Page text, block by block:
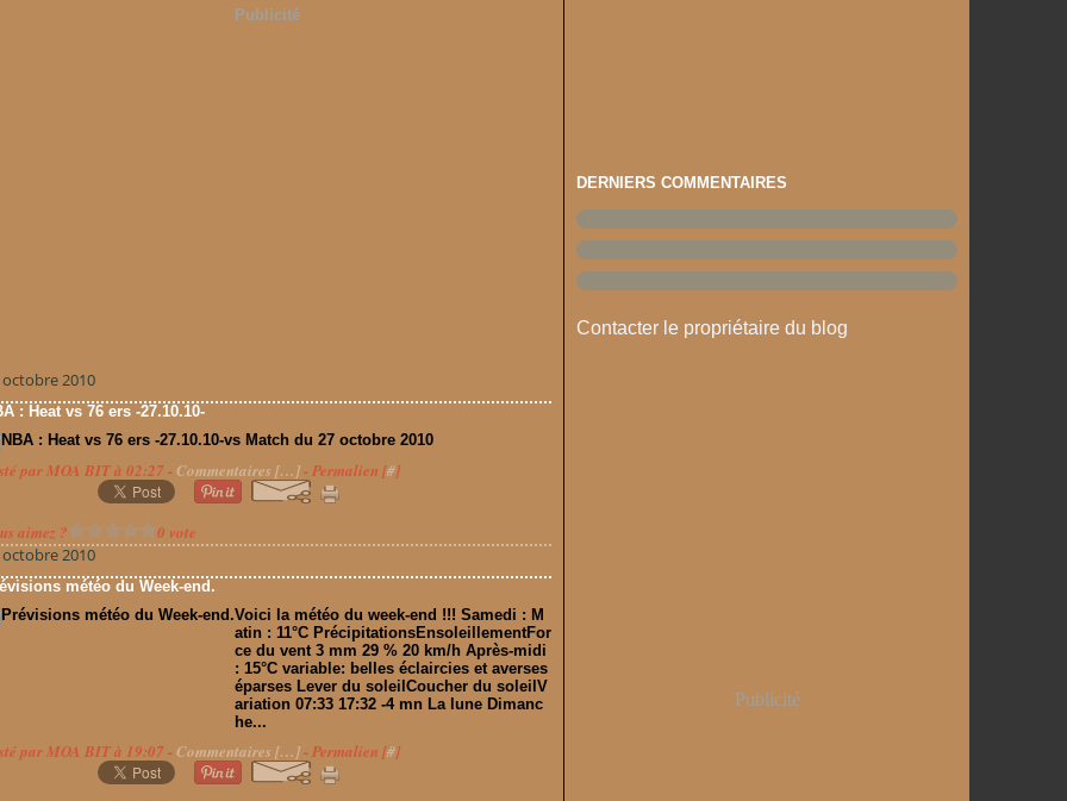
Publicité
octobre 2010
: Heat vs 76 ers -27.10.10-
vs Match du 27 octobre 2010
par MOA BIT à 02:27 - Commentaires […]- Permalien [#]
aimez ?
0 vote
octobre 2010
météo du Week-end.
Voici la météo du week-end !!! Samedi : M
atin : 11°C PrécipitationsEnsoleillementFor
ce du vent 3 mm 29 % 20 km/h Après-midi
: 15°C variable: belles éclaircies et averses
éparses Lever du soleilCoucher du soleilV
ariation 07:33 17:32 -4 mn La lune Dimanc
he...
par MOA BIT à 19:07 - Commentaires […]- Permalien [#]
DERNIERS COMMENTAIRES
Contacter le propriétaire du blog
Publicité